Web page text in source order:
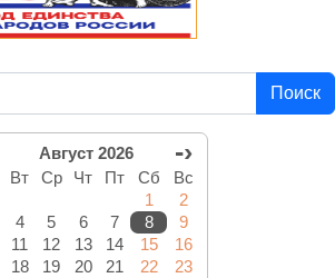
Поиск
Август 2026 -›
Вт Ср Чт Пт Сб
Вс
1
2
4 5 6 7 8
9
11 12 13 14 15
16
18 19 20 21 22
23